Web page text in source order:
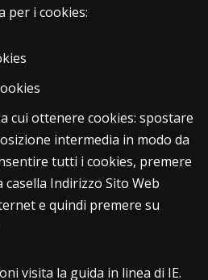
per i cookies:
cui ottenere cookies: spostare
intermedia in modo da
tutti i cookies, premere
casella Indirizzo Sito Web
e quindi premere su
visita la guida in linea di IE.